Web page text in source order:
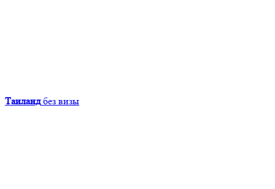
Таиланд без визы